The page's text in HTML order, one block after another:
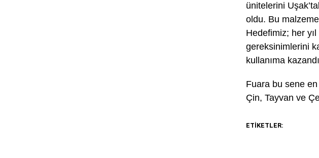
ünitelerini
oldu. Bu
Hedefimiz; her
gereksinimlerini
kullanıma
Fuara bu sene
Çin, Tayvan ve
ETIKETLER: